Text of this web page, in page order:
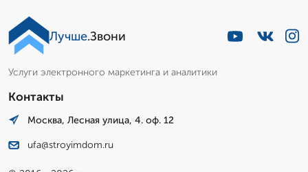
Лучше.Звони
Услуги электронного маркетинга и аналитики
Контакты
Москва, Лесная улица, 4. оф. 12
ufa@stroyimdom.ru